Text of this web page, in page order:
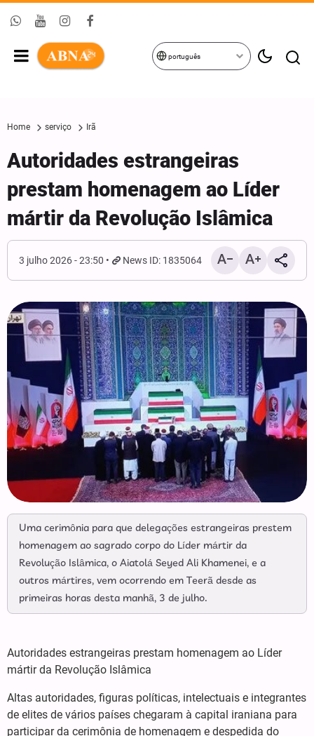
português
Home serviço Irã
Autoridades estrangeiras
prestam homenagem ao Líder
mártir da Revolução Islâmica
3 julho 2026 - 23:50 News ID: 1835064
Uma cerimônia para que delegações estrangeiras prestem
homenagem ao sagrado corpo do Líder mártir da
Revolução Islâmica, o Aiatolá Seyed Ali Khamenei, e a
outros mártires, vem ocorrendo em Teerã desde as
primeiras horas desta manhã, 3 de julho.
Autoridades estrangeiras prestam homenagem ao Líder
mártir da Revolução Islâmica
Altas autoridades, figuras políticas, intelectuais e integrantes
de elites de vários países chegaram à capital iraniana para
participar da cerimônia de homenagem e despedida do